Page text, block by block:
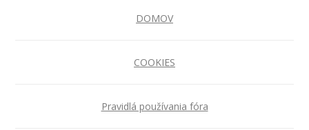
DOMOV
COOKIES
Pravidlá používania fóra